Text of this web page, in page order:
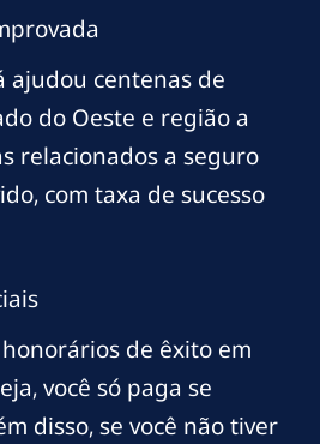
ajudou centenas de
do Oeste e região a
relacionados a seguro
com taxa de sucesso
de êxito em
você só paga se
disso, se você não tiver